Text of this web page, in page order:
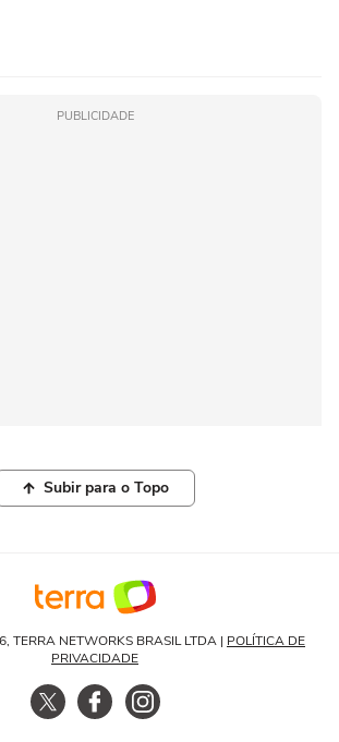
PUBLICIDADE
Subir para o Topo
TERRA NETWORKS BRASIL LTDA | POLÍTICA DE
PRIVACIDADE